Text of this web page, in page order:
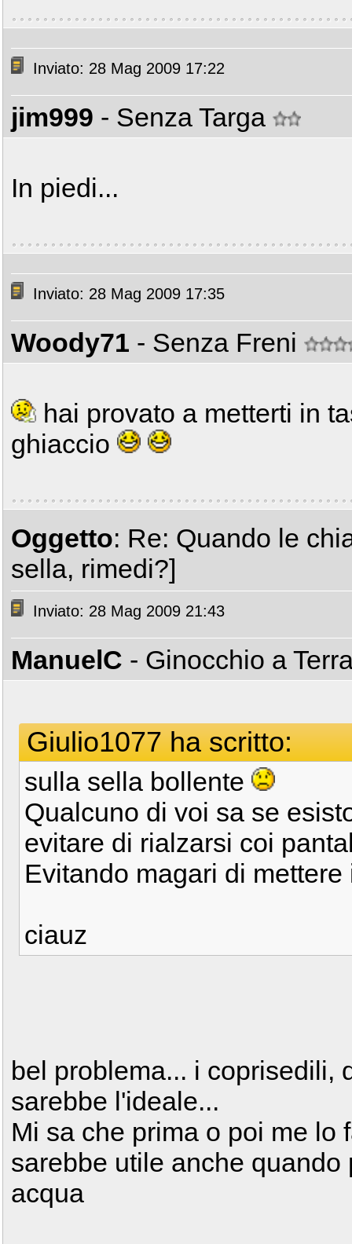
Inviato: 28 Mag 2009 17:22
jim999 - Senza Targa
In piedi...
Inviato: 28 Mag 2009 17:35
Woody71 - Senza Freni
hai provato a metterti in
ghiaccio
Oggetto: Re: Quando le
sella, rimedi?]
Inviato: 28 Mag 2009 21:43
ManuelC - Ginocchio a
Giulio1077 ha scritto:
sulla sella bollente
Qualcuno di voi sa se
evitare di rialzarsi coi
Evitando magari di
ciauz
bel problema... i coprisedili,
sarebbe l'ideale...
Mi sa che prima o poi me lo
sarebbe utile anche
acqua